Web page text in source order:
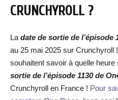
CRUNCHYROLL ?
La date de sortie de l’épisode
au 25 mai 2025 sur Crunchyroll
souhaitent savoir à quelle heure
sortie de l’épisode 1130 de
Crunchyroll en France ! Pour